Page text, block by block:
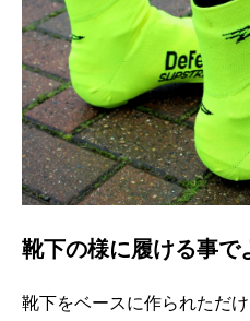
靴下の様に履ける事で
靴下をベースに作られただ